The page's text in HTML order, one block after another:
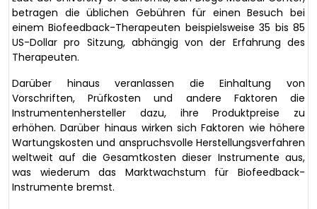
betragen die üblichen Gebühren für einen Besuch bei
einem Biofeedback-Therapeuten beispielsweise 35 bis 85
US-Dollar pro Sitzung, abhängig von der Erfahrung des
Therapeuten.
Darüber hinaus veranlassen die Einhaltung von
Vorschriften, Prüfkosten und andere Faktoren die
Instrumentenhersteller dazu, ihre Produktpreise zu
erhöhen. Darüber hinaus wirken sich Faktoren wie höhere
Wartungskosten und anspruchsvolle Herstellungsverfahren
weltweit auf die Gesamtkosten dieser Instrumente aus,
was wiederum das Marktwachstum für Biofeedback-
Instrumente bremst.